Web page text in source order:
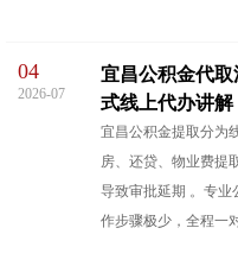
04
2026-07
宜昌公积金代
式线上代办讲解
宜昌公积金提取分为
房、还贷、物业费提
导致审批延期 。专业
作步骤极少，全程一